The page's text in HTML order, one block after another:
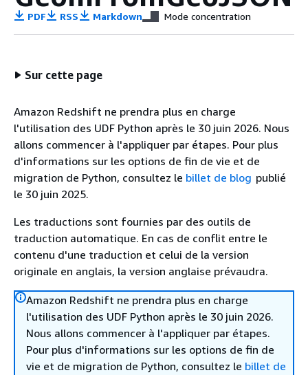
PDF RSS Markdown Mode concentration
Sur cette page
Amazon Redshift ne prendra plus en charge
l'utilisation des UDF Python après le 30 juin 2026. Nous
allons commencer à l'appliquer par étapes. Pour plus
d'informations sur les options de fin de vie et de
migration de Python, consultez le billet de blog publié
le 30 juin 2025.
Les traductions sont fournies par des outils de
traduction automatique. En cas de conflit entre le
contenu d'une traduction et celui de la version
originale en anglais, la version anglaise prévaudra.
Amazon Redshift ne prendra plus en charge
l'utilisation des UDF Python après le 30 juin 2026.
Nous allons commencer à l'appliquer par étapes.
Pour plus d'informations sur les options de fin de
vie et de migration de Python, consultez le billet de